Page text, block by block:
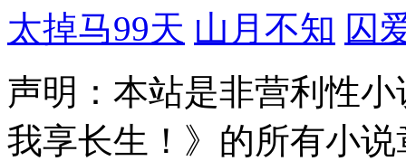
太掉马99天 山月不知 囚
声明：本站是非营利性
我享长生！》的所有小